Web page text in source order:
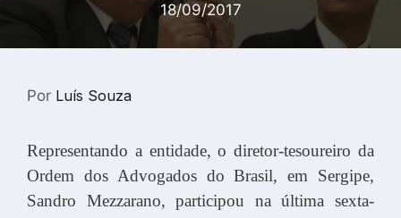
18/09/2017
Por Luís Souza
Representando a entidade, o diretor-tesoureiro da
Ordem dos Advogados do Brasil, em Sergipe,
Sandro Mezzarano, participou na última sexta-